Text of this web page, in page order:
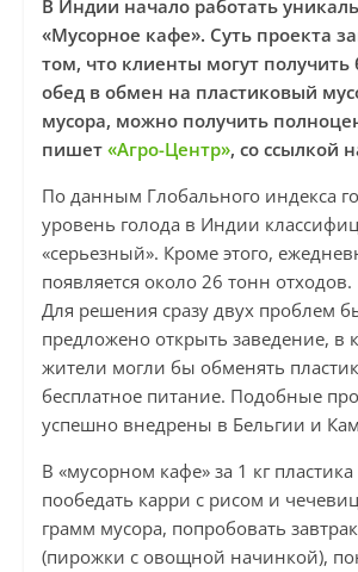
В Индии начало работать
«Мусорное кафе». Суть проекта
том, что клиенты могут получить
обед в обмен на пластиковый
мусора, можно получить
пишет «Агро-Центр», со ссылкой
По данным Глобального индекса
уровень голода в Индии
«серьезный». Кроме этого,
появляется около 26 тонн отходов.
Для решения сразу двух проблем
предложено открыть заведение, в
жители могли бы обменять
бесплатное питание. Подобные
успешно внедрены в Бельгии и
В «мусорном кафе» за 1 кг
пообедать карри с рисом и
грамм мусора, попробовать
(пирожки с овощной начинкой),